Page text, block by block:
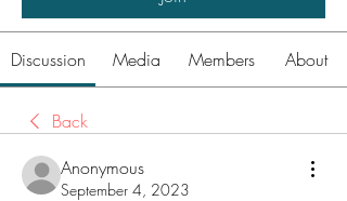
Discussion Media Members About
Back
Anonymous
September 4, 2023